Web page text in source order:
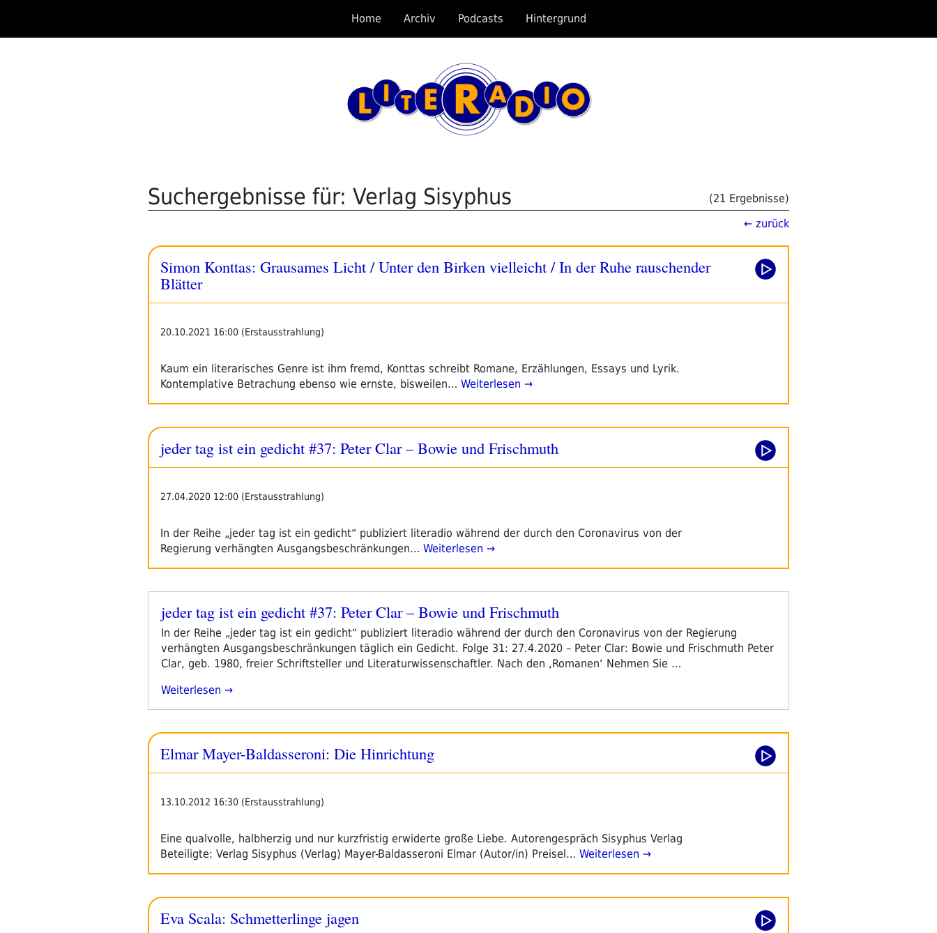
springen
Home Archiv Podcasts Hintergrund
Suchergebnisse für: Verlag Sisyphus
(21 Ergebnisse)
← zurück
Simon Konttas: Grausames Licht / Unter den Birken vielleicht / In der Ruhe rauschender
Blätter
20.10.2021 16:00 (Erstausstrahlung)
Kaum ein literarisches Genre ist ihm fremd, Konttas schreibt Romane, Erzählungen, Essays und Lyrik.
Kontemplative Betrachung ebenso wie ernste, bisweilen… Weiterlesen →
jeder tag ist ein gedicht #37: Peter Clar – Bowie und Frischmuth
27.04.2020 12:00 (Erstausstrahlung)
In der Reihe „jeder tag ist ein gedicht“ publiziert literadio während der durch den Coronavirus von der
Regierung verhängten Ausgangsbeschränkungen… Weiterlesen →
Veröffentlicht
am
jeder tag ist ein gedicht #37: Peter Clar – Bowie und Frischmuth
In der Reihe „jeder tag ist ein gedicht“ publiziert literadio während der durch den Coronavirus von der Regierung
verhängten Ausgangsbeschränkungen täglich ein Gedicht. Folge 31: 27.4.2020 – Peter Clar: Bowie und Frischmuth Peter
Clar, geb. 1980, freier Schriftsteller und Literaturwissenschaftler. Nach den ‚Romanen‘ Nehmen Sie …
„jeder
Ein
Gedicht
Clar
Und
Frischmuth“
Weiterlesen
Elmar Mayer-Baldasseroni: Die Hinrichtung
13.10.2012 16:30 (Erstausstrahlung)
Eine qualvolle, halbherzig und nur kurzfristig erwiderte große Liebe. Autorengespräch Sisyphus Verlag
Beteiligte: Verlag Sisyphus (Verlag) Mayer-Baldasseroni Elmar (Autor/in) Preisel… Weiterlesen →
Eva Scala: Schmetterlinge jagen